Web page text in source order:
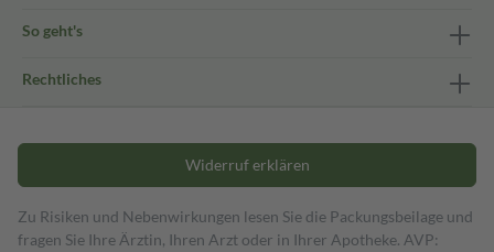
So geht's
Rechtliches
Widerruf erklären
Zu Risiken und Nebenwirkungen lesen Sie die Packungsbeilage und
fragen Sie Ihre Ärztin, Ihren Arzt oder in Ihrer Apotheke. AVP: